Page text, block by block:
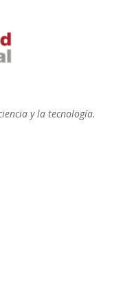
y la tecnología.